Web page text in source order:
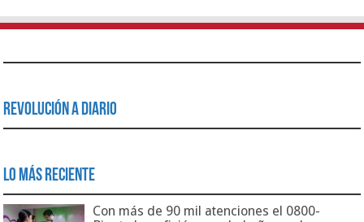
Revolución a Diario
Lo Más Reciente
Con más de 90 mil atenciones el 0800-